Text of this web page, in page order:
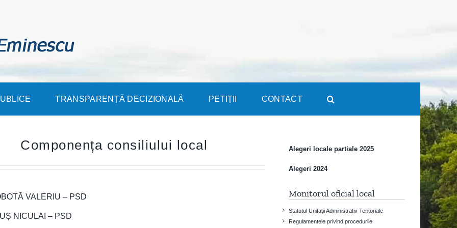
TRANSPARENȚĂ DECIZIONALĂ PETIȚII CONTACT
Componența consiliului local
VALERIU – PSD
NICULAI – PSD
Alegeri locale partiale 2025
Alegeri 2024
Monitorul oficial local
Statutul Unitații Administrativ Teritoriale
Regulamentele privind procedurile